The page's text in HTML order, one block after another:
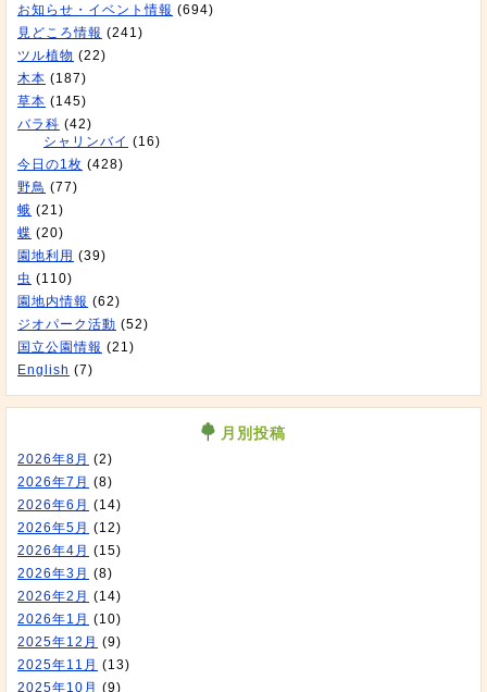
お知らせ・イベント情報 (694)
見どころ情報 (241)
ツル植物 (22)
木本 (187)
草本 (145)
バラ科 (42)
シャリンバイ (16)
今日の1枚 (428)
野鳥 (77)
蛾 (21)
蝶 (20)
園地利用 (39)
虫 (110)
園地内情報 (62)
ジオパーク活動 (52)
国立公園情報 (21)
English (7)
月別投稿
2026年8月 (2)
2026年7月 (8)
2026年6月 (14)
2026年5月 (12)
2026年4月 (15)
2026年3月 (8)
2026年2月 (14)
2026年1月 (10)
2025年12月 (9)
2025年11月 (13)
2025年10月 (9)